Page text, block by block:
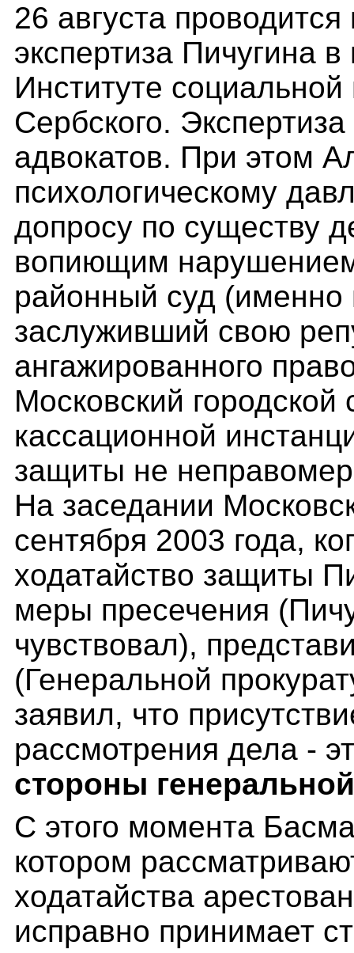
26 августа
экспертиза Пичугина
Институте
Сербского.
адвокатов. При этом
психологическому
допросу по существу
вопиющим
районный суд
заслуживший свою
ангажированного
Московский городской
кассационной
защиты не
На заседании
сентября 2003 года,
ходатайство защиты
меры пресечения
чувствовал),
(Генеральной
заявил, что
рассмотрения дела -
стороны
С этого момента
котором
ходатайства
исправно принимает